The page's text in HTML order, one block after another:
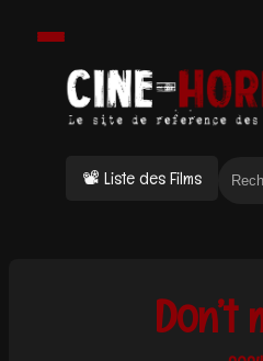
📽 Liste des Films
Don’t